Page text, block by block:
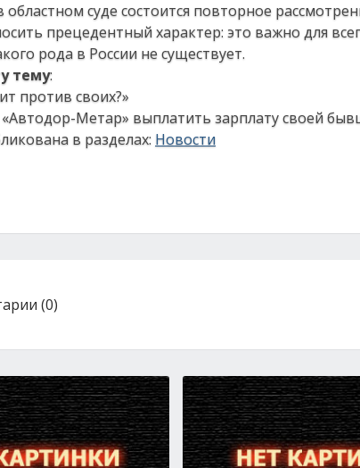
областном суде состоится повторное
прецедентный характер: это важно для
рода в России не существует.
тему:
против своих?»
«Автодор-Метар» выплатить зарплату своей
в разделах: Новости
(0)